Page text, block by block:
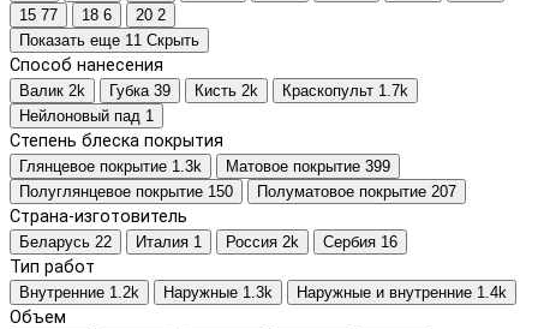
15 77 18 6 20 2
Показать еще 11 Скрыть
Способ нанесения
Валик 2k Губка 39 Кисть 2k Краскопульт 1.7k
Нейлоновый пад 1
Степень блеска покрытия
Глянцевое покрытие 1.3k Матовое покрытие 399
Полуглянцевое покрытие 150 Полуматовое покрытие 207
Страна-изготовитель
Беларусь 22 Италия 1 Россия 2k Сербия 16
Тип работ
Внутренние 1.2k Наружные 1.3k Наружные и внутренние 1.4k
Объем